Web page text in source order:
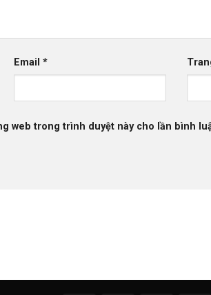
Email *
web trong trình duyệt này cho lần bình